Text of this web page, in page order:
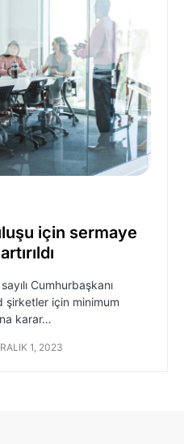
için sermaye
Cumhurbaşkanı
şirketler için minimum
karar…
1, 2023